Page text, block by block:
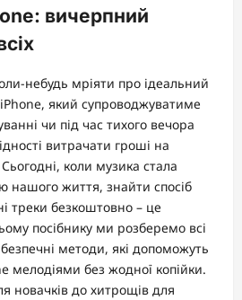
вичерпний
небудь мріяти про ідеальний
який супроводжуватиме
чи під час тихого вечора
витрачати гроші на
коли музика стала
нашого життя, знайти спосіб
треки безкоштовно – це
посібнику ми розберемо всі
безпечні методи, які допоможуть
мелодіями без жодної копійки.
новачків до хитрощів для